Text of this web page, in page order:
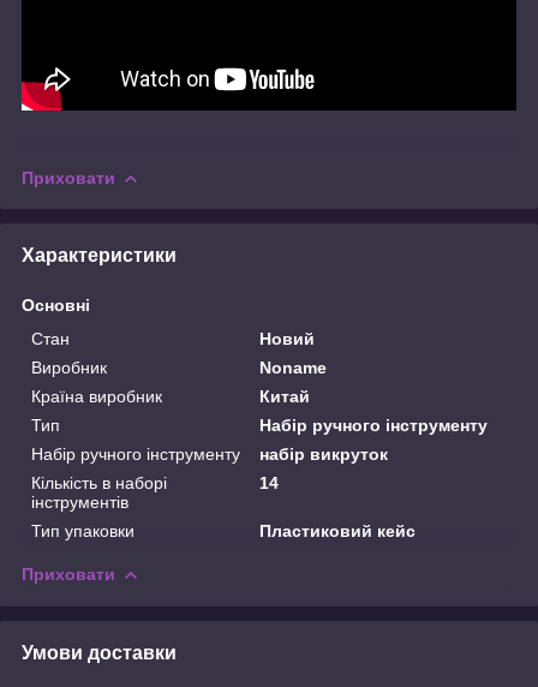
Приховати
Характеристики
Основні
Стан
Новий
Виробник
Noname
Країна виробник
Китай
Тип
Набір ручного інструменту
Набір ручного інструменту
набір викруток
Кількість в наборі
інструментів
14
Тип упаковки Пластиковий кейс
Приховати
Умови доставки